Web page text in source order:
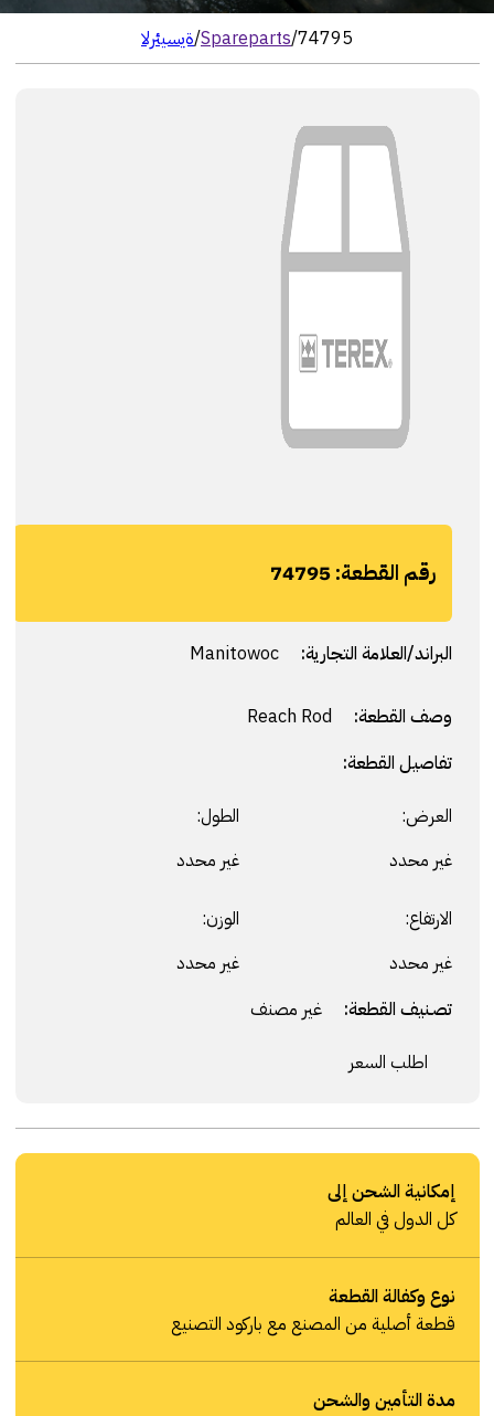
الرئيسية/Spareparts/74795
رقم القطعة:74795
البراند/العلامة التجارية: Manitowoc
وصف القطعة:
تفاصيل القطعة:
العرض:
غير محدد
الطول:
غير محدد
الارتفاع:
غير محدد
الوزن:
غير محدد
تصنيف القطعة: غير مصنف
اطلب السعر
إمكانية الشحن إلى
كل الدول في العالم
نوع وكفالة القطعة
قطعة أصلية من المصنع مع باركود التصنيع
مدة التأمين والشحن